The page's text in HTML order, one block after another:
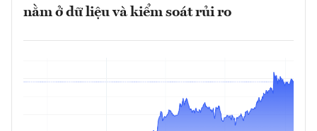
nằm ở dữ liệu và kiểm soát rủi ro